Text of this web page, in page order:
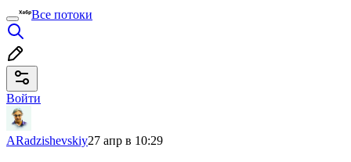
Все потоки
Войти
ARadzishevskiy27 апр в 10:29